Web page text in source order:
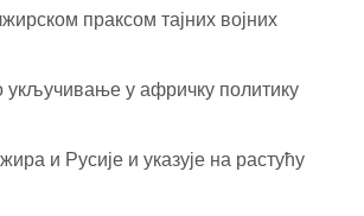
праксом тајних војних
у афричку политику
и Русије и указује на растућу